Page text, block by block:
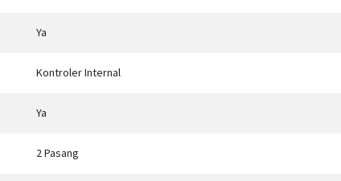
Ya
Kontroler Internal
Ya
2 Pasang